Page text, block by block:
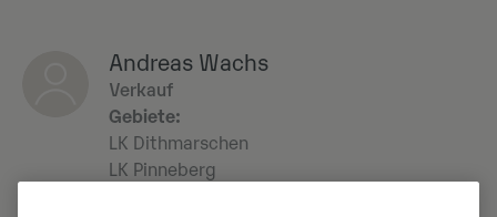
Andreas Wachs
Verkauf
Gebiete:
LK Dithmarschen
LK Pinneberg